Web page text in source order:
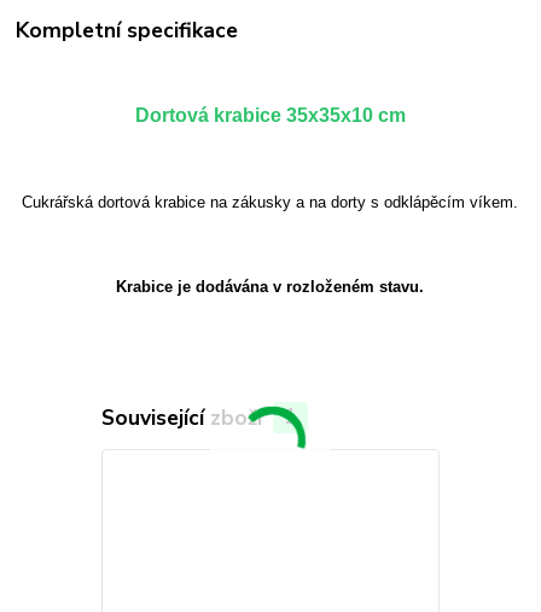
Kompletní specifikace
Dortová krabice 35x35x10 cm
Cukrářská dortová krabice na zákusky a na dorty s odklápěcím víkem.
Krabice je dodávána v rozloženém stavu.
Související zboží 1